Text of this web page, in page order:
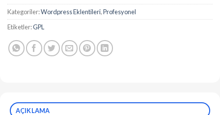
Kategoriler:Wordpress Eklentileri,Profesyonel
Etiketler:GPL
AÇIKLAMA